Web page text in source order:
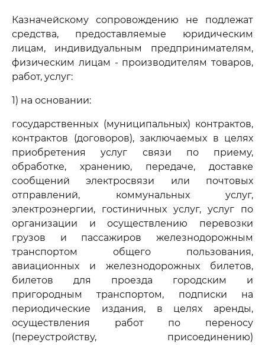
Казначейскому сопровождению не подлежат
средства, предоставляемые юридическим
лицам, индивидуальным предпринимателям,
физическим лицам - производителям товаров,
работ, услуг:
1) на основании:
государственных (муниципальных) контрактов,
контрактов (договоров), заключаемых в целях
приобретения услуг связи по приему,
обработке, хранению, передаче, доставке
сообщений электросвязи или почтовых
отправлений, коммунальных услуг,
электроэнергии, гостиничных услуг, услуг по
организации и осуществлению перевозки
грузов и пассажиров железнодорожным
транспортом общего пользования,
авиационных и железнодорожных билетов,
билетов для проезда городским и
пригородным транспортом, подписки на
периодические издания, в целях аренды,
осуществления работ по переносу
(переустройству, присоединению)